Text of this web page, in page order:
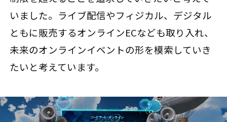
いました。ライブ配信やフィジカル、デジタル
ともに販売するオンラインECなども取り入れ、
未来のオンラインイベントの形を模索していき
たいと考えています。